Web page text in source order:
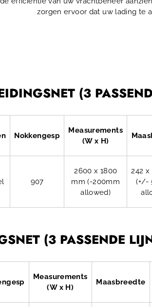
zorgen ervoor dat uw lading te
(3
Nokkengesp
Measurements
(W x H)
907
2600 x 1800
mm (-200mm
allowed)
242 x
(+/-
(3 PASSENDE
Measurements
(W x H)
Maasbreedte